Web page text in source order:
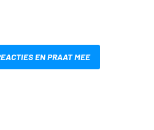
EN PRAAT MEE